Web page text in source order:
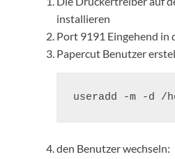
installieren
Port 9191 Eingehend in
Papercut Benutzer
useradd -m -d /
den Benutzer wechseln: